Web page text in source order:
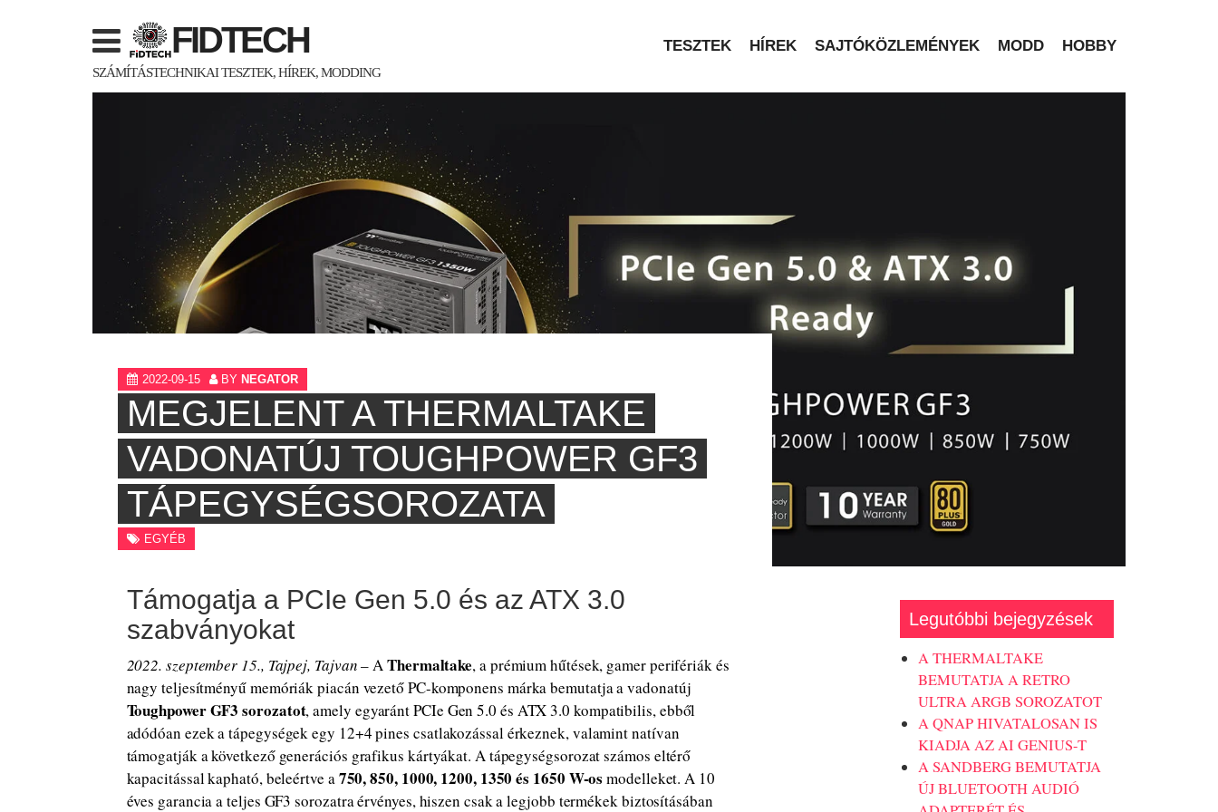
FIDTECH
SZÁMÍTÁSTECHNIKAI TESZTEK, HÍREK, MODDING
TESZTEK HÍREK SAJTÓKÖZLEMÉNYEK MODD HOBBY
2022-09-15 BY NEGATOR
MEGJELENT A THERMALTAKE
VADONATÚJ TOUGHPOWER GF3
TÁPEGYSÉGSOROZATA
EGYÉB
Támogatja a PCIe Gen 5.0 és az ATX 3.0
szabványokat
2022. szeptember 15., Tajpej, Tajvan– AThermaltake, a prémium hűtések, gamer perifériák és
nagy teljesítményű memóriák piacán vezető PC-komponens márka bemutatja a vadonatúj
Toughpower GF3 sorozatot, amely egyaránt PCIe Gen 5.0 és ATX 3.0 kompatibilis, ebből
adódóan ezek a tápegységek egy 12+4 pines csatlakozással érkeznek, valamint natívan
támogatják a következő generációs grafikus kártyákat. A tápegységsorozat számos eltérő
kapacitással kapható, beleértve a 750, 850, 1000, 1200, 1350 és 1650 W-os modelleket. A 10
éves garancia a teljes GF3 sorozatra érvényes, hiszen csak a legjobb termékek biztosításában
Legutóbbi bejegyzések
A THERMALTAKE
BEMUTATJA A RETRO
ULTRA ARGB SOROZATOT
A QNAP HIVATALOSAN IS
KIADJA AZ AI GENIUS-T
A SANDBERG BEMUTATJA
ÚJ BLUETOOTH AUDIÓ